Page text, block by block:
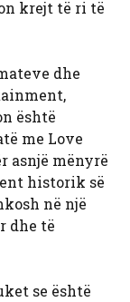
krejt të ri të
dhe
është
me Love
asnjë mënyrë
historik së
në një
dhe të
se është